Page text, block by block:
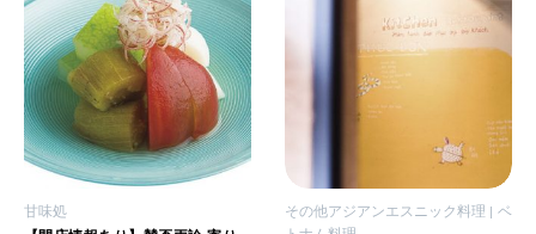
甘味処 その他アジアンエスニック料理
ベ